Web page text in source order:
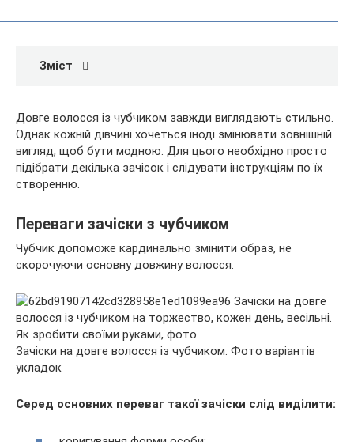
Зміст
Довге волосся із чубчиком завжди виглядають стильно.
Однак кожній дівчині хочеться іноді змінювати зовнішній
вигляд, щоб бути модною. Для цього необхідно просто
підібрати декілька зачісок і слідувати інструкціям по їх
створенню.
Переваги зачіски з чубчиком
Чубчик допоможе кардинально змінити образ, не
скорочуючи основну довжину волосся.
Зачіски на довге волосся із чубчиком. Фото варіантів
укладок
Серед основних переваг такої зачіски слід виділити: